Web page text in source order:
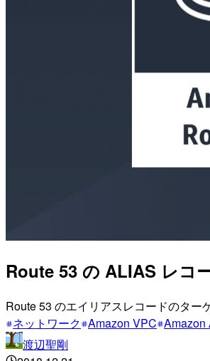
Route 53 の ALIAS レコ
Route 53 のエイリアスレコードのタ
ネットワーク Amazon VPC Amazon
渡辺聖剛